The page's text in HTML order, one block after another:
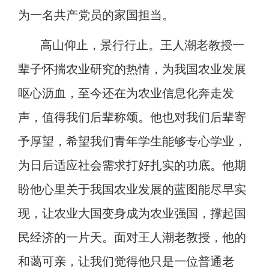
为一名共产党员的家国担当。
高山仰止，景行行止。王人潮老教授一
辈子怀揣农业研究的热情，为我国农业发展
呕心沥血，至今还在为农业信息化奔走发
声，值得我们后辈称颂。他也对我们后辈寄
予厚望，希望我们青年学生能够专心学业，
为日后适应社会需求打好扎实的功底。他期
盼他心里关于我国农业发展的蓝图能尽早实
现，让农业大国变身成为农业强国，撑起国
民经济的一片天。面对王人潮老教授，他的
和蔼可亲，让我们觉得他只是一位普通老